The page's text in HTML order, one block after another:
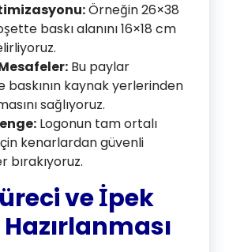
Örneğin 26×38
baskı alanını 16×18 cm
Bu paylar
baskının kaynak yerlerinden
sağlıyoruz.
Logonun tam ortalı
kenarlardan güvenli
bırakıyoruz.
ve İpek
Hazırlanması